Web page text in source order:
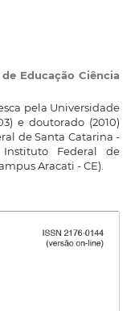
Educação Ciência
pela Universidade
e doutorado (2010)
de Santa Catarina -
Instituto Federal de
Aracati - CE).